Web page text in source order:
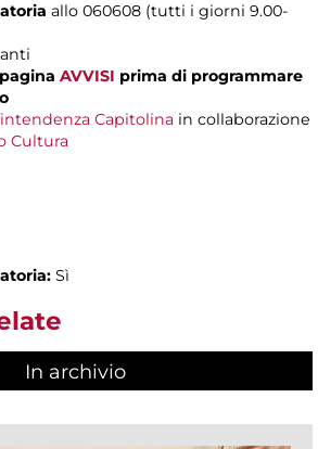
allo 060608 (tutti i giorni 9.00-
AVVISI prima di programmare
Capitolina in collaborazione
Cultura
Sì
In archivio